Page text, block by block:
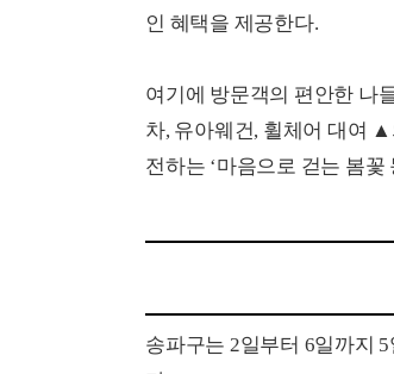
인 혜택을 제공한다.
여기에 방문객의 편안한
차, 유아웨건, 휠체어 대여
전하는 ‘마음으로 걷는 봄
송파구는 2일부터 6일까지